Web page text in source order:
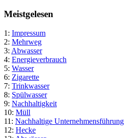
Meistgelesen
1: Impressum
2: Mehrweg
3: Abwasser
4: Energieverbrauch
5: Wasser
6: Zigarette
7: Trinkwasser
8: Spülwasser
9: Nachhaltigkeit
10: Müll
11: Nachhaltige Unternehmensführung
12: Hecke